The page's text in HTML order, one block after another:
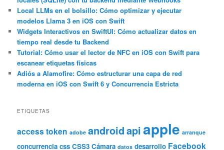
Local LLMs en el bolsillo: Cómo optimizar y ejecutar
modelos Llama 3 en iOS con Swift
Widgets Interactivos en SwiftUI: Cómo actualizar datos en
tiempo real desde tu Backend
Tutorial: Cómo usar el lector de NFC en iOS con Swift para
escanear etiquetas físicas
Adiós a Alamofire: Cómo estructurar una capa de red
moderna en iOS con Swift 6 y Concurrencia Estricta
ETIQUETAS
access token adobe androidapiapple arranque
concurrencia css CSS3 Cámara datos desarrollo Facebook